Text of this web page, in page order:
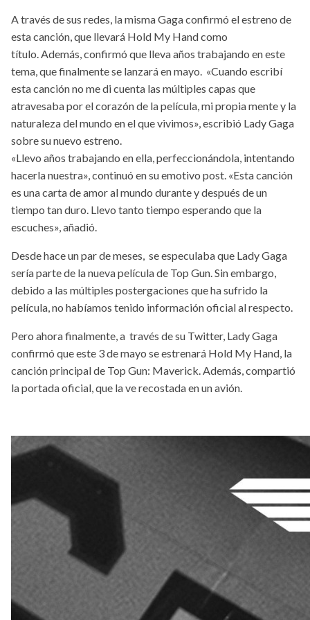
A través de sus redes, la misma Gaga confirmó el estreno de
esta canción, que llevará Hold My Hand como
título. Además, confirmó que lleva años trabajando en este
tema, que finalmente se lanzará en mayo. «Cuando escribí
esta canción no me di cuenta las múltiples capas que
atravesaba por el corazón de la película, mi propia mente y la
naturaleza del mundo en el que vivimos», escribió Lady Gaga
sobre su nuevo estreno.
«Llevo años trabajando en ella, perfeccionándola, intentando
hacerla nuestra», continuó en su emotivo post. «Esta canción
es una carta de amor al mundo durante y después de un
tiempo tan duro. Llevo tanto tiempo esperando que la
escuches», añadió.
Desde hace un par de meses, se especulaba que Lady Gaga
sería parte de la nueva película de Top Gun. Sin embargo,
debido a las múltiples postergaciones que ha sufrido la
película, no habíamos tenido información oficial al respecto.
Pero ahora finalmente, a través de su Twitter, Lady Gaga
confirmó que este 3 de mayo se estrenará Hold My Hand, la
canción principal de Top Gun: Maverick. Además, compartió
la portada oficial, que la ve recostada en un avión.